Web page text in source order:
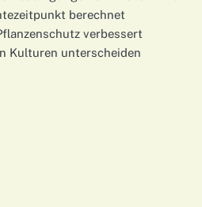
berechnet
verbessert
Kulturen unterscheiden